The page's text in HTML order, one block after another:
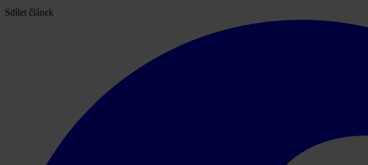
Sdílet článek